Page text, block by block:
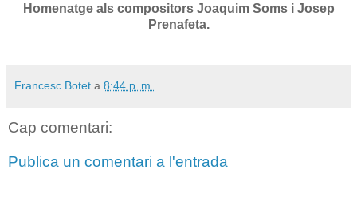
Homenatge als compositors Joaquim Soms i Josep
Prenafeta.
Francesc Botet a 8:44 p. m.
Cap comentari:
Publica un comentari a l'entrada